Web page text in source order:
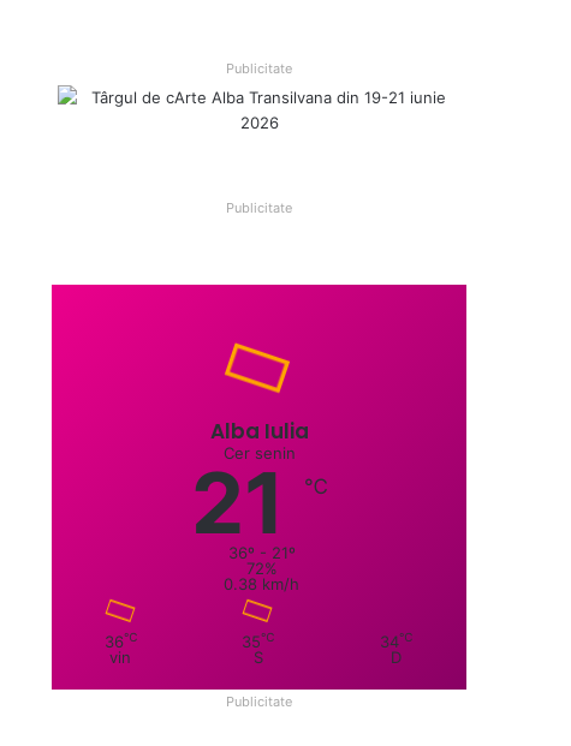
Publicitate
Publicitate
Alba Iulia
Cer senin
21 ℃
36º - 21º
72%
0.38 km/h
36℃
vin
35℃
S
34℃
D
Publicitate